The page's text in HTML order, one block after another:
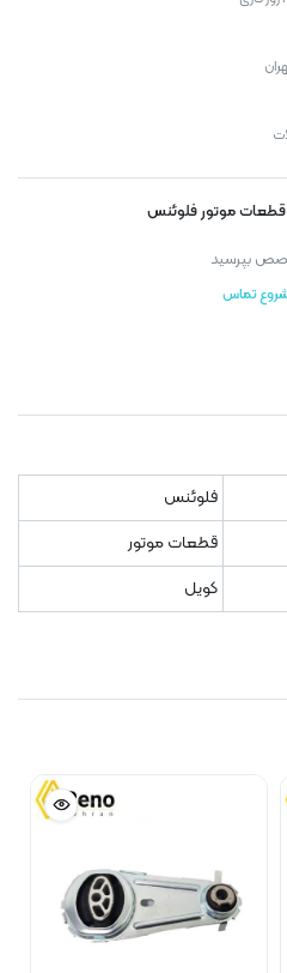
قطعات موتور فلوئنس
بپرسید
تماس
فلوئنس
قطعات موتور
کویل